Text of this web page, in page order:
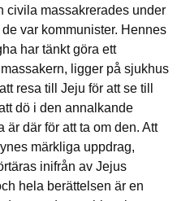
civila massakrerades under
var kommunister. Hennes
har tänkt göra ett
ligger på sjukhus
resa till Jeju för att se till
dö i den annalkande
där för att ta om den. Att
märkliga uppdrag,
inifrån av Jejus
hela berättelsen är en